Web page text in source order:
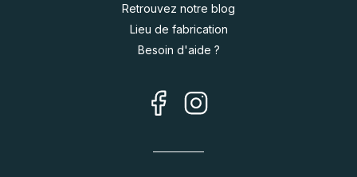
Retrouvez notre blog
Lieu de fabrication
Besoin d'aide ?